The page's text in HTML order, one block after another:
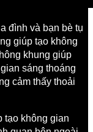
đình và bạn bè tụ
giúp tạo không
khung giúp
sáng thoáng
cảm thấy thoải
tạo không gian